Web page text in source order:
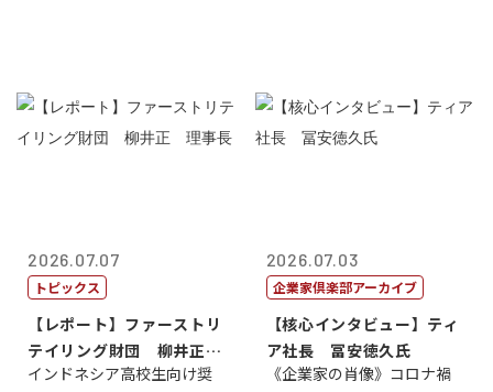
2026.07.07
トピックス
【レポート】ファーストリ
テイリング財団 柳井正
理事長
インドネシア高校生向け奨
2026.07.03
企業家倶楽部アーカイブ
【核心インタビュー】ティ
ア社長 冨安徳久氏
《企業家の肖像》コロナ禍